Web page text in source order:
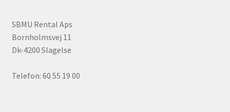
SBMU Rental Aps
Bornholmsvej 11
Dk-4200 Slagelse
Telefon: 60 55 19 00